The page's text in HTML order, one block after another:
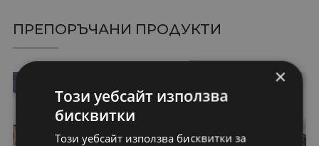
ПРЕПОРЪЧАНИ ПРОДУКТИ
×
Този уебсайт използва
бисквитки
Този уебсайт използва бисквитки за